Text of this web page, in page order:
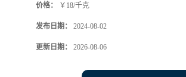
价格： ￥18/千克
发布日期： 2024-08-02
更新日期： 2026-08-06